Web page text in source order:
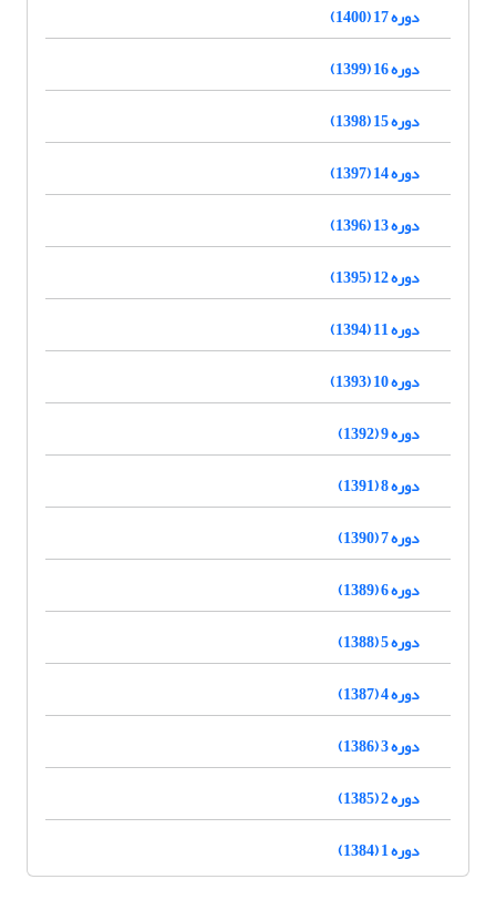
دوره 17 (1400)
دوره 16 (1399)
دوره 15 (1398)
دوره 14 (1397)
دوره 13 (1396)
دوره 12 (1395)
دوره 11 (1394)
دوره 10 (1393)
دوره 9 (1392)
دوره 8 (1391)
دوره 7 (1390)
دوره 6 (1389)
دوره 5 (1388)
دوره 4 (1387)
دوره 3 (1386)
دوره 2 (1385)
دوره 1 (1384)